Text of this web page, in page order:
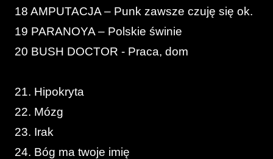
18 AMPUTACJA – Punk zawsze czuję się ok.
19 PARANOYA – Polskie świnie
20 BUSH DOCTOR - Praca, dom
21. Hipokryta
22. Mózg
23. Irak
24. Bóg ma twoje imię